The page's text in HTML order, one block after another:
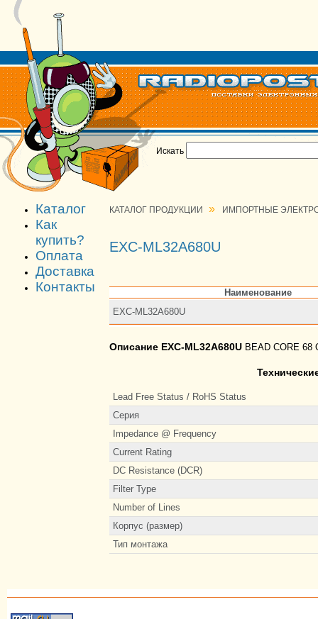
Искать
Каталог
Как
купить?
Оплата
Доставка
Контакты
КАТАЛОГ ПРОДУКЦИИ » ИМПОРТНЫЕ
EXC-ML32A680U
Наименование
EXC-ML32A680U
Описание EXC-ML32A680U BEAD CORE 68
Lead Free Status / RoHS Status
Серия
Impedance @ Frequency
Current Rating
DC Resistance (DCR)
Filter Type
Number of Lines
Корпус (размер)
Тип монтажа